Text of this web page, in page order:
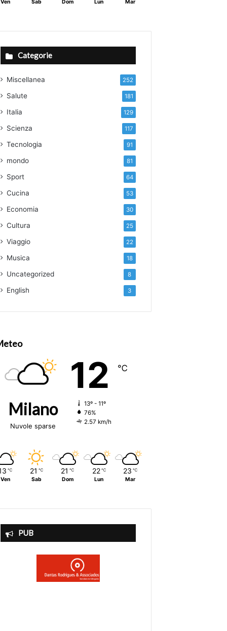
Ven Sab Dom Lun Mar
Categorie
Miscellanea 252
Salute 181
Italia 129
Scienza 117
Tecnologia 91
mondo 81
Sport 64
Cucina 53
Economia 30
Cultura 25
Viaggio 22
Musica 18
Uncategorized 8
English 3
Milano
Nuvole sparse
12 ℃
13º - 11º
76%
2.57 km/h
℃
Ven
21 ℃
Sab
21 ℃
Dom
22 ℃
Lun
23 ℃
Mar
PUB